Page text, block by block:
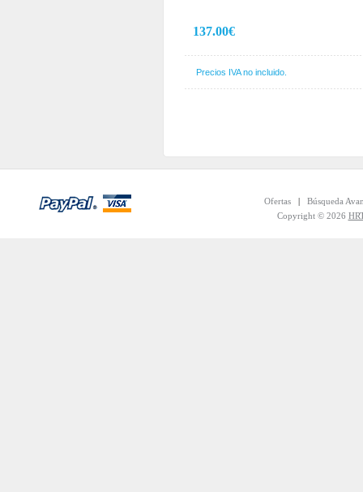
137.00€
Precios IVA no incluido.
Ofertas| Búsqueda
Copyright © 2026